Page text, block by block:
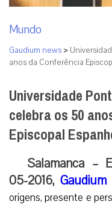
Mundo
Gaudium news >
anos da Conferência
Universidade
celebra os 50
Episcopal
Salamanca –
05-2016, Gaudium
origens, presente e